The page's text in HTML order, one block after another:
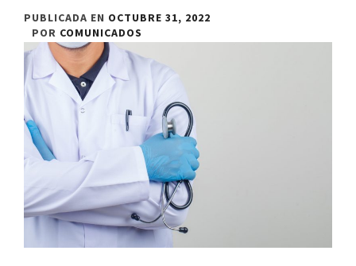
PUBLICADA EN OCTUBRE 31, 2022
POR COMUNICADOS